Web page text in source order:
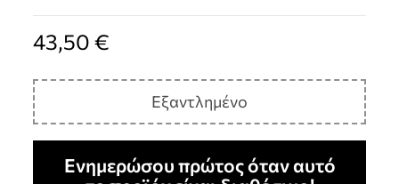
43,50€
Εξαντλημένο
Ενημερώσου πρώτος όταν αυτό